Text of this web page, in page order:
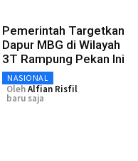
Pemerintah Targetkan
Dapur MBG di Wilayah
3T Rampung Pekan Ini
NASIONAL
OlehAlfian Risfil
baru saja